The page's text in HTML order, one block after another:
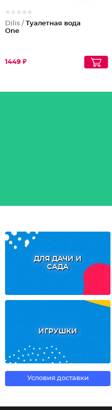
Dilis / Туалетная вода
One
1449 ₽
ДЛЯ ДАЧИ И
САДА
ИГРУШКИ
Условия доставки